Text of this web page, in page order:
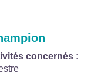
concernés :